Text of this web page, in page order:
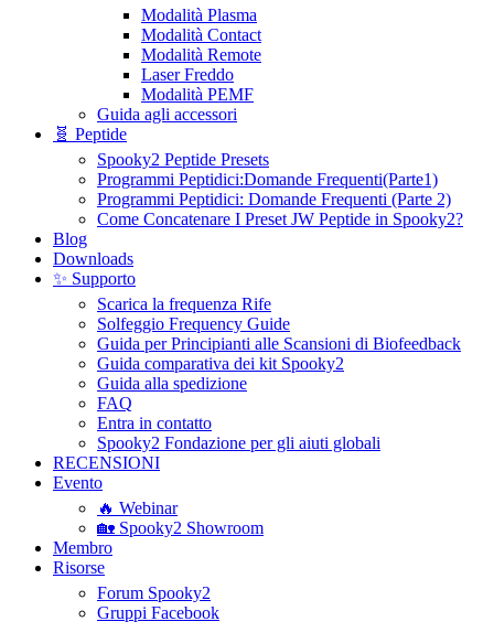
Modalità Plasma
Modalità Contact
Modalità Remote
Laser Freddo
Modalità PEMF
Guida agli accessori
🧬 Peptide
Spooky2 Peptide Presets
Programmi Peptidici:Domande Frequenti(Parte1)
Programmi Peptidici: Domande Frequenti (Parte 2)
Come Concatenare I Preset JW Peptide in Spooky2?
Blog
Downloads
✨ Supporto
Scarica la frequenza Rife
Solfeggio Frequency Guide
Guida per Principianti alle Scansioni di Biofeedback
Guida comparativa dei kit Spooky2
Guida alla spedizione
FAQ
Entra in contatto
Spooky2 Fondazione per gli aiuti globali
RECENSIONI
Evento
🔥 Webinar
🏡 Spooky2 Showroom
Membro
Risorse
Forum Spooky2
Gruppi Facebook